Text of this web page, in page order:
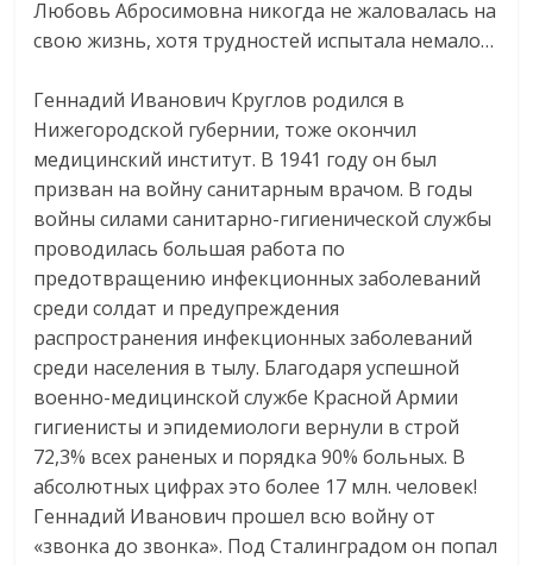
Любовь Абросимовна никогда не жаловалась на
свою жизнь, хотя трудностей испытала немало…
Геннадий Иванович Круглов родился в
Нижегородской губернии, тоже окончил
медицинский институт. В 1941 году он был
призван на войну санитарным врачом. В годы
войны силами санитарно-гигиенической службы
проводилась большая работа по
предотвращению инфекционных заболеваний
среди солдат и предупреждения
распространения инфекционных заболеваний
среди населения в тылу. Благодаря успешной
военно-медицинской службе Красной Армии
гигиенисты и эпидемиологи вернули в строй
72,3% всех раненых и порядка 90% больных. В
абсолютных цифрах это более 17 млн. человек!
Геннадий Иванович прошел всю войну от
«звонка до звонка». Под Сталинградом он попал